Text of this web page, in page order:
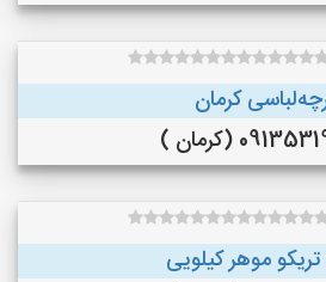
کرمان
(کرمان )
تریکو موهر کیلویی